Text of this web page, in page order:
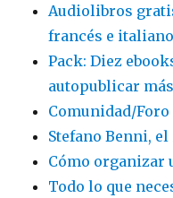
Audiolibros
francés e italiano
Pack: Diez
autopublicar
Comunidad/
Stefano Benni,
Cómo organizar
Todo lo que